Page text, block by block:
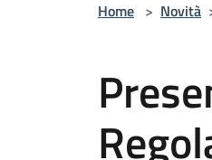
Home > Novità